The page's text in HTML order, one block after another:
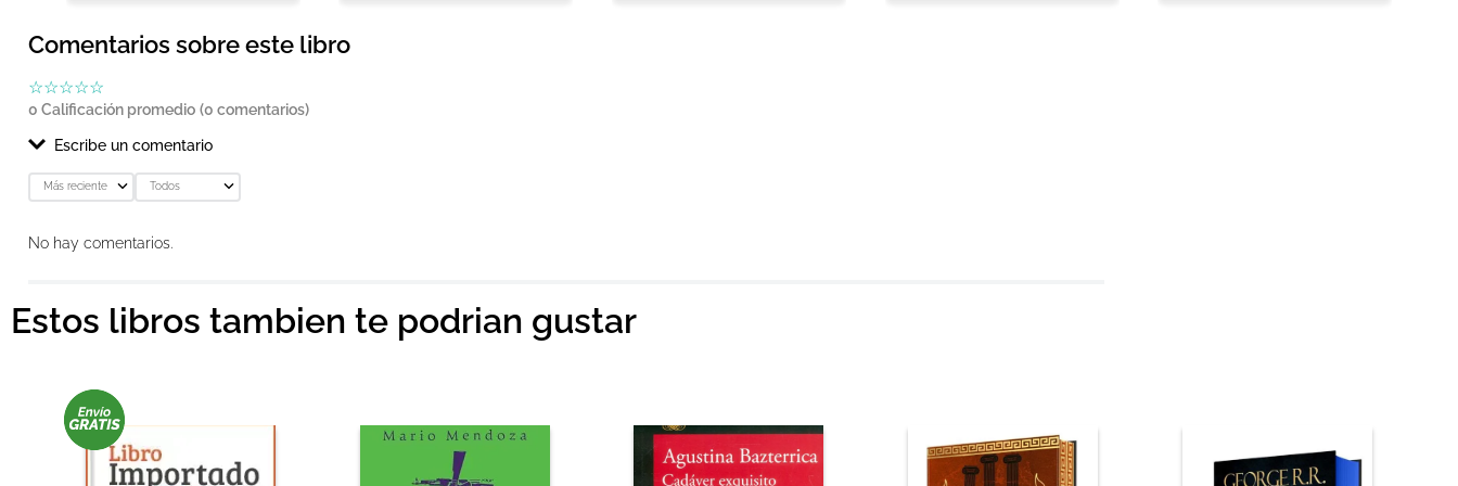
Comentarios sobre este libro
☆☆☆☆☆
0 Calificación promedio (0 comentarios)
Escribe un comentario
Agregar comentario
★★★
Tu nombre
Más reciente Todos
No hay comentarios.
Estos libros tambien te podrian gustar